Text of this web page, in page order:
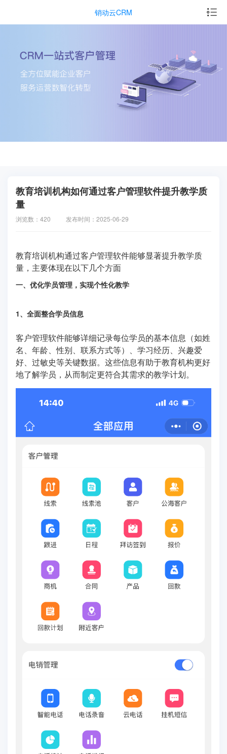
销动云CRM
教育培训机构如何通过客户管理软件提升教学质
量
浏览数：420 发布时间：2025-06-29
教育培训机构通过客户管理软件能够显著提升教学质
量，主要体现在以下几个方面
一、优化学员管理，实现个性化教学
1、全面整合学员信息
客户管理软件能够详细记录每位学员的基本信息（如姓
名、年龄、性别、联系方式等）、学习经历、兴趣爱
好、过敏史等关键数据。这些信息有助于教育机构更好
地了解学员，从而制定更符合其需求的教学计划。